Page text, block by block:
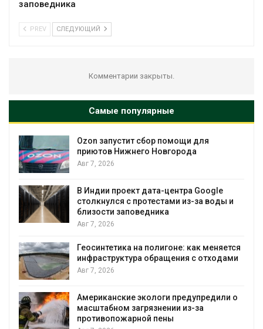
заповедника
PREV СЛЕДУЮЩИЙ
Комментарии закрыты.
Самые популярные
Ozon запустит сбор помощи для
приютов Нижнего Новгорода
Авг 7, 2026
В Индии проект дата-центра Google
столкнулся с протестами из-за воды и
близости заповедника
Авг 7, 2026
Геосинтетика на полигоне: как меняется
инфраструктура обращения с отходами
Авг 7, 2026
Американские экологи предупредили о
масштабном загрязнении из-за
противопожарной пены